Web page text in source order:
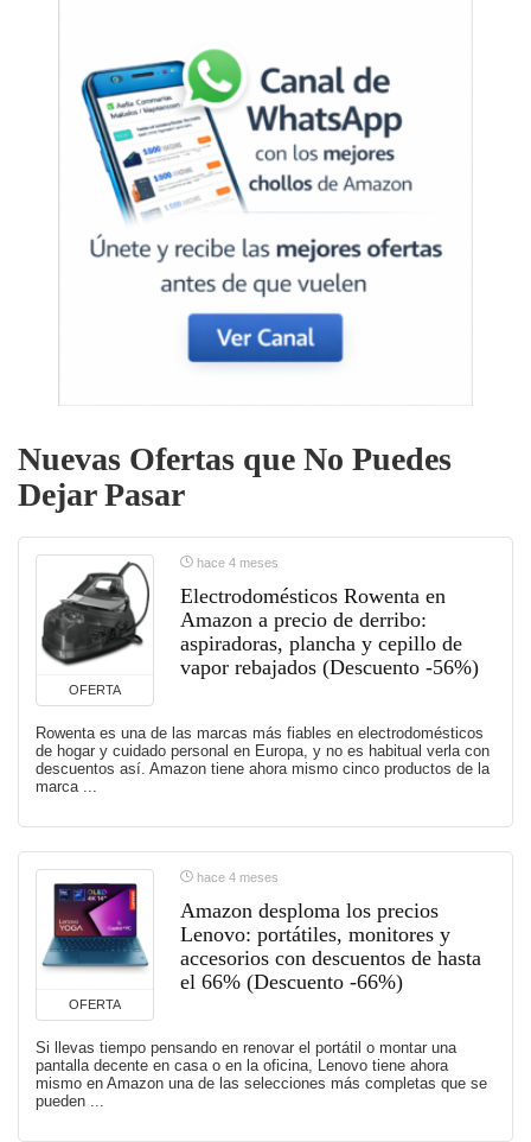
Nuevas Ofertas que No Puedes
Dejar Pasar
OFERTA
hace 4 meses
Electrodomésticos Rowenta en
Amazon a precio de derribo:
aspiradoras, plancha y cepillo de
vapor rebajados (Descuento -56%)
Rowenta es una de las marcas más fiables en electrodomésticos
de hogar y cuidado personal en Europa, y no es habitual verla con
descuentos así. Amazon tiene ahora mismo cinco productos de la
marca ...
OFERTA
hace 4 meses
Amazon desploma los precios
Lenovo: portátiles, monitores y
accesorios con descuentos de hasta
el 66% (Descuento -66%)
Si llevas tiempo pensando en renovar el portátil o montar una
pantalla decente en casa o en la oficina, Lenovo tiene ahora
mismo en Amazon una de las selecciones más completas que se
pueden ...